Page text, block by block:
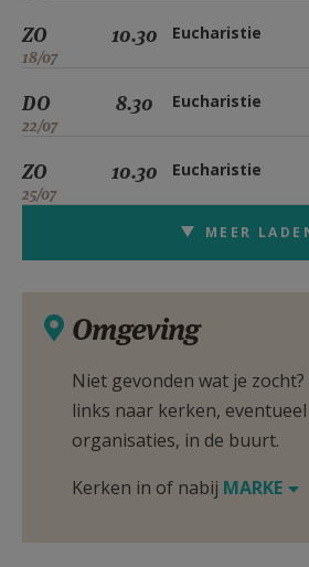
ZO
18/07
10.30 Eucharistie
DO
22/07
8.30 Eucharistie
ZO
25/07
10.30 Eucharistie
MEER
Omgeving
Niet gevonden wat je
links naar kerken,
organisaties, in de buurt.
Kerken in of nabij MARKE